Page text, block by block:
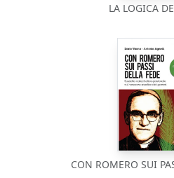
LA LOGICA
CON ROMERO SUI